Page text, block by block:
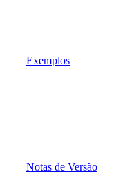
Exemplos
Notas de Versão